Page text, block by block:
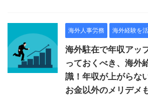
海外人事労務 海外経験を
海外駐在で年収アッ
っておくべき、海外
識！年収が上がらな
お金以外のメリデメ